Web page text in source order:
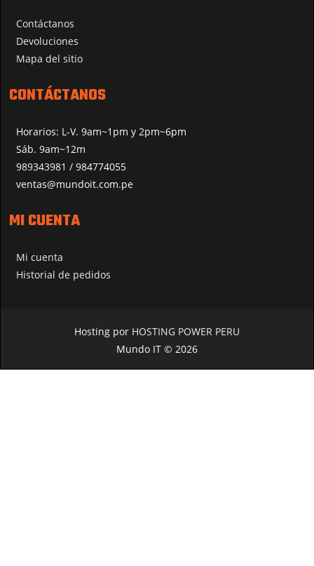
Contáctanos
Devoluciones
Mapa del sitio
CONTÁCTANOS
Horarios: L-V. 9am~1pm y 2pm~6pm
Sáb. 9am~12m
989343981 / 984774055
ventas@mundoit.com.pe
MI CUENTA
Mi cuenta
Historial de pedidos
Hosting por HOSTING POWER PERU
Mundo IT © 2026